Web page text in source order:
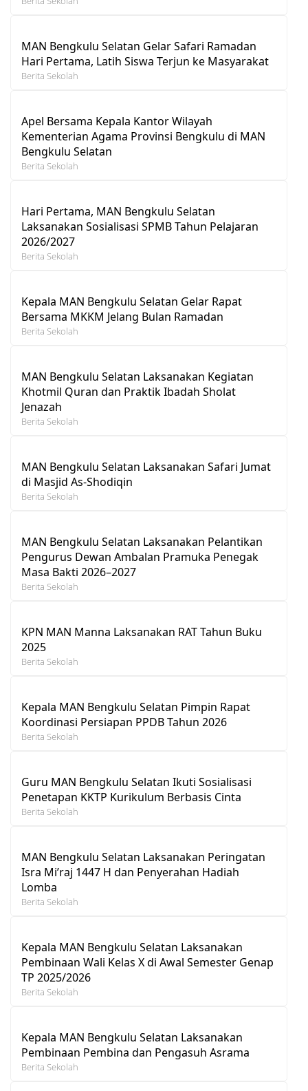
MAN Bengkulu Selatan Gelar Safari Ramadan
Hari Pertama, Latih Siswa Terjun ke Masyarakat
Berita Sekolah
Apel Bersama Kepala Kantor Wilayah
Kementerian Agama Provinsi Bengkulu di MAN
Bengkulu Selatan
Berita Sekolah
Hari Pertama, MAN Bengkulu Selatan
Laksanakan Sosialisasi SPMB Tahun Pelajaran
2026/2027
Berita Sekolah
Kepala MAN Bengkulu Selatan Gelar Rapat
Bersama MKKM Jelang Bulan Ramadan
Berita Sekolah
MAN Bengkulu Selatan Laksanakan Kegiatan
Khotmil Quran dan Praktik Ibadah Sholat
Jenazah
Berita Sekolah
MAN Bengkulu Selatan Laksanakan Safari Jumat
di Masjid As-Shodiqin
Berita Sekolah
MAN Bengkulu Selatan Laksanakan Pelantikan
Pengurus Dewan Ambalan Pramuka Penegak
Masa Bakti 2026–2027
Berita Sekolah
KPN MAN Manna Laksanakan RAT Tahun Buku
2025
Berita Sekolah
Kepala MAN Bengkulu Selatan Pimpin Rapat
Koordinasi Persiapan PPDB Tahun 2026
Berita Sekolah
Guru MAN Bengkulu Selatan Ikuti Sosialisasi
Penetapan KKTP Kurikulum Berbasis Cinta
Berita Sekolah
MAN Bengkulu Selatan Laksanakan Peringatan
Isra Mi’raj 1447 H dan Penyerahan Hadiah
Lomba
Berita Sekolah
Kepala MAN Bengkulu Selatan Laksanakan
Pembinaan Wali Kelas X di Awal Semester Genap
TP 2025/2026
Berita Sekolah
Kepala MAN Bengkulu Selatan Laksanakan
Pembinaan Pembina dan Pengasuh Asrama
Berita Sekolah